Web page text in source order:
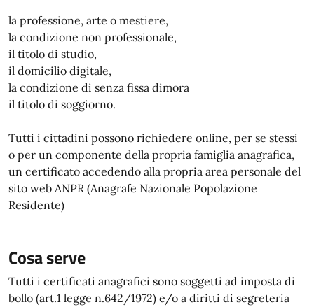
la professione, arte o mestiere,
la condizione non professionale,
il titolo di studio,
il domicilio digitale,
la condizione di senza fissa dimora
il titolo di soggiorno.
Tutti i cittadini possono richiedere online, per se stessi
o per un componente della propria famiglia anagrafica,
un certificato accedendo alla propria area personale del
sito web ANPR (Anagrafe Nazionale Popolazione
Residente)
Cosa serve
Tutti i certificati anagrafici sono soggetti ad imposta di
bollo (art.1 legge n.642/1972) e/o a diritti di segreteria